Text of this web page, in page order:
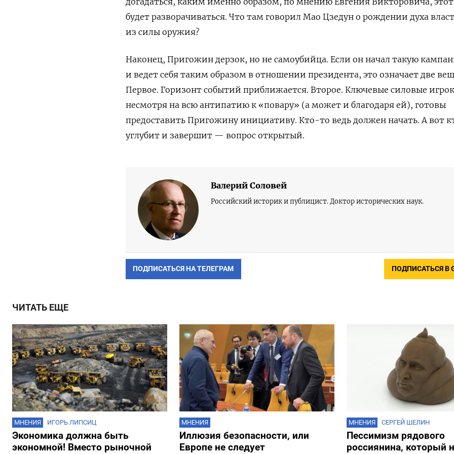
будет разворачиваться. Что там говорил Мао Цзедун о рождении духа
из силы оружия?
Наконец, Пригожин дерзок, но не самоубийца. Если он начал такую
и ведет себя таким образом в отношении президента, это означает две
Первое. Горизонт событий приближается. Второе. Ключевые силовые
несмотря на всю антипатию к «повару» (а может и благодаря ей), готовы
предоставить Пригожину инициативу. Кто-то ведь должен начать. А вот
углубит и завершит — вопрос открытый.
Валерий Соловей
Российский историк и публицист. Доктор исторических наук.
ПОДПИСАТЬСЯ НА ТЕЛЕГРАМ ПОДПИСАТЬСЯ В
ЧИТАТЬ ЕЩЕ
МНЕНИЯ ИГОРЬ ЛИПСИЦ
Экономика должна быть
экономной! Вместо рыночной
МНЕНИЯ
Иллюзия безопасности, или
Европе не следует
МНЕНИЯ СЕРГЕЙ ШЕЛИН
Пессимизм рядового
россиянина, который